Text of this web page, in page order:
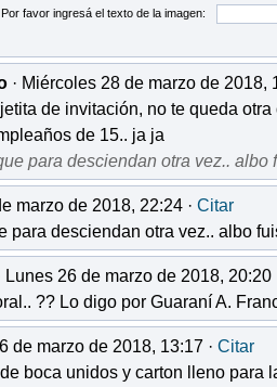
Por favor ingresá el texto de la imagen:
· Miércoles 28 de marzo de 2018,
de invitación, no te queda
de 15.. ja ja
para desciendan otra vez.. albo
marzo de 2018, 22:24 · Citar
para desciendan otra vez.. albo
Lunes 26 de marzo de 2018, 20:20
?? Lo digo por Guaraní A.
de marzo de 2018, 13:17 · Citar
boca unidos y carton lleno para